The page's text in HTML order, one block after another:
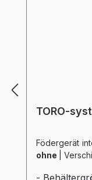
TORO-
Födergerät
ohne
-